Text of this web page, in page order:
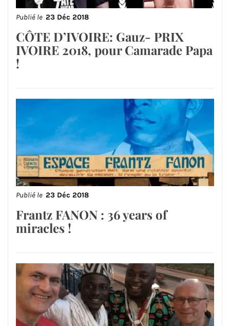
Publié le 23 Déc 2018
CÔTE D’IVOIRE: Gauz- PRIX
IVOIRE 2018, pour Camarade Papa
!
Publié le 23 Déc 2018
Frantz FANON : 36 years of
miracles !